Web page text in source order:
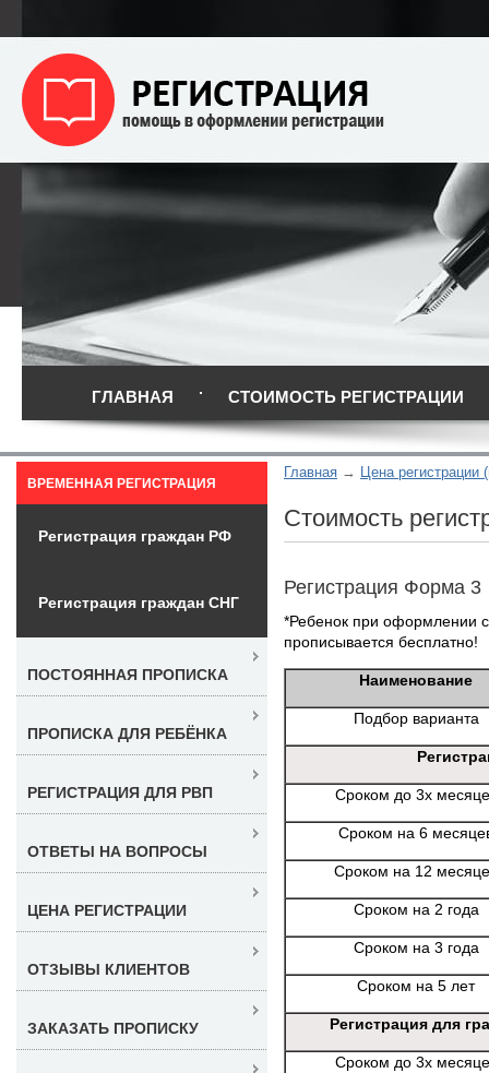
ГЛАВНАЯ СТОИМОСТЬ РЕГИСТРАЦИИ
Главная Цена регистрации
Стоимость
Регистрация Форма 3
*Ребенок при оформлении
прописывается бесплатно!
Наименование
Подбор варианта
Сроком до 3х
Сроком на 6
Сроком на 12
Сроком на 2 года
Сроком на 3 года
Сроком на 5 лет
Регистрация для
Сроком до 3х
ВРЕМЕННАЯ РЕГИСТРАЦИЯ
Регистрация граждан РФ
Регистрация граждан СНГ
ПОСТОЯННАЯ ПРОПИСКА
ПРОПИСКА ДЛЯ РЕБЁНКА
РЕГИСТРАЦИЯ ДЛЯ РВП
ОТВЕТЫ НА ВОПРОСЫ
ЦЕНА РЕГИСТРАЦИИ
ОТЗЫВЫ КЛИЕНТОВ
ЗАКАЗАТЬ ПРОПИСКУ